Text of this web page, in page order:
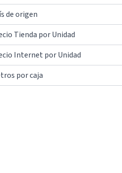
de origen
Tienda por Unidad
Internet por Unidad
por caja